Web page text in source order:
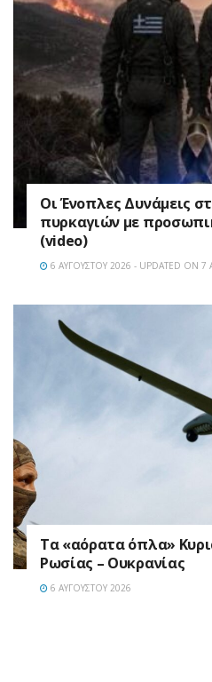
Οι Ένοπλες Δυνάμεις
πυρκαγιών με
(video)
6 ΑΥΓΟΎΣΤΟΥ 2026 - UPDATED ON 7
Τα «αόρατα όπλα»
Ρωσίας – Ουκρανίας
6 ΑΥΓΟΎΣΤΟΥ 2026